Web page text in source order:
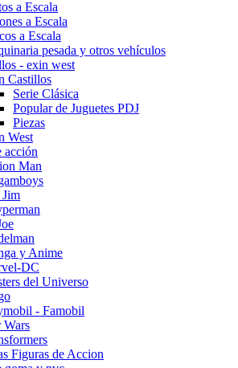
a Escala
a Escala
a Escala
pesada y otros vehículos
- exin west
Castillos
Serie Clásica
Popular de Juguetes PDJ
Piezas
West
acción
Man
y Anime
DC
del Universo
- Famobil
Wars
Figuras de Accion